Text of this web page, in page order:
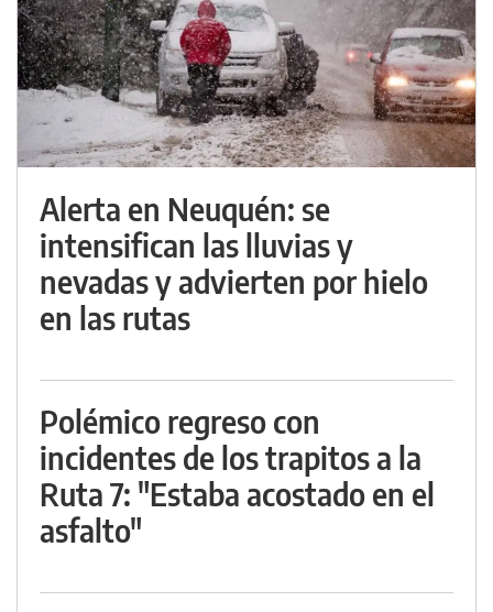
Alerta en Neuquén: se
intensifican las lluvias y
nevadas y advierten por hielo
en las rutas
Polémico regreso con
incidentes de los trapitos a la
Ruta 7: "Estaba acostado en el
asfalto"